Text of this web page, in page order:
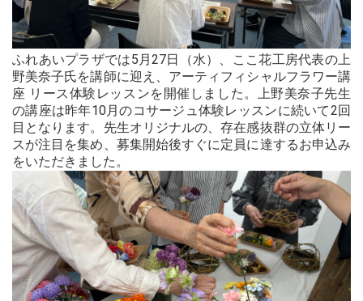
ふれあいプラザでは5 月27日（水）、ここ花工房代表の上
野美奈子氏を講師に迎え、アーティフィシャルフラワー講
座 リース体験レッスンを開催しました。上野美奈子先生
の講座は昨年10月のコサージュ体験レッスンに続いて2回
目となります。先生オリジナルの、存在感抜群の立体リー
スが注目を集め、募集開始後すぐに定員に達するお申込み
をいただきました。